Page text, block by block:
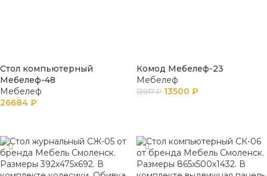
Стол компьютерный
Мебелеф-48
Мебелеф
26684 ₽
Комод Мебелеф-23
Мебелеф
13917₽ 13500 ₽